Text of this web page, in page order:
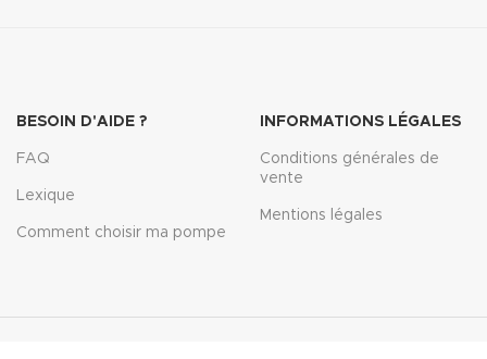
BESOIN D'AIDE ?
FAQ
Lexique
Comment choisir ma pompe
INFORMATIONS LÉGALES
Conditions générales de
vente
Mentions légales